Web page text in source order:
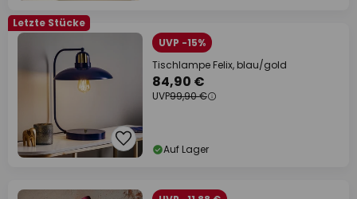
Letzte Stücke
UVP -15%
Tischlampe Felix, blau/gold
84,90 €
UVP99,90 €
Auf Lager